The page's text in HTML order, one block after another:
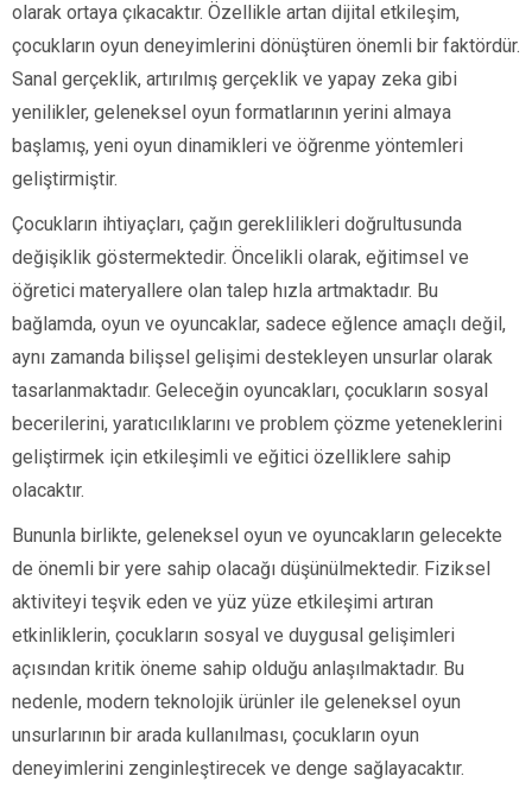
olarak ortaya çıkacaktır. Özellikle artan dijital etkileşim,
çocukların oyun deneyimlerini dönüştüren önemli bir faktördür.
Sanal gerçeklik, artırılmış gerçeklik ve yapay zeka gibi
yenilikler, geleneksel oyun formatlarının yerini almaya
başlamış, yeni oyun dinamikleri ve öğrenme yöntemleri
geliştirmiştir.
Çocukların ihtiyaçları, çağın gereklilikleri doğrultusunda
değişiklik göstermektedir. Öncelikli olarak, eğitimsel ve
öğretici materyallere olan talep hızla artmaktadır. Bu
bağlamda, oyun ve oyuncaklar, sadece eğlence amaçlı değil,
aynı zamanda bilişsel gelişimi destekleyen unsurlar olarak
tasarlanmaktadır. Geleceğin oyuncakları, çocukların sosyal
becerilerini, yaratıcılıklarını ve problem çözme yeteneklerini
geliştirmek için etkileşimli ve eğitici özelliklere sahip
olacaktır.
Bununla birlikte, geleneksel oyun ve oyuncakların gelecekte
de önemli bir yere sahip olacağı düşünülmektedir. Fiziksel
aktiviteyi teşvik eden ve yüz yüze etkileşimi artıran
etkinliklerin, çocukların sosyal ve duygusal gelişimleri
açısından kritik öneme sahip olduğu anlaşılmaktadır. Bu
nedenle, modern teknolojik ürünler ile geleneksel oyun
unsurlarının bir arada kullanılması, çocukların oyun
deneyimlerini zenginleştirecek ve denge sağlayacaktır.